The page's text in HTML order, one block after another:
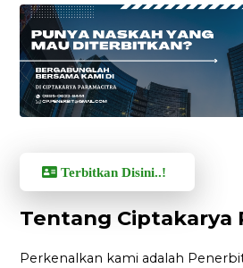
Terbitkan Disini..!
Tentang Ciptakarya
Perkenalkan kami adalah